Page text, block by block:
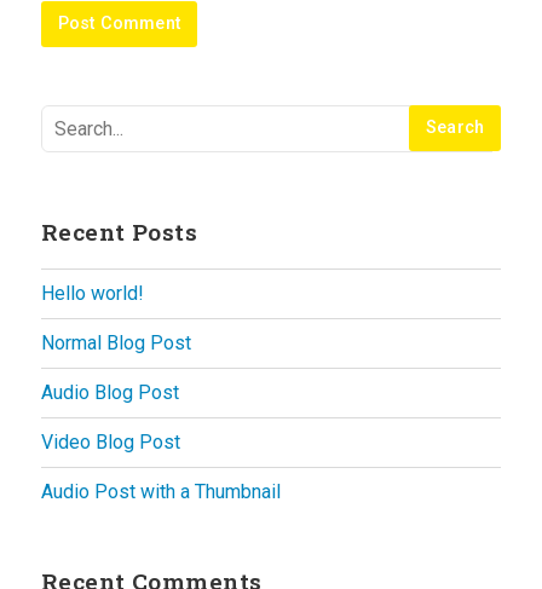
Recent Posts
Hello world!
Normal Blog Post
Audio Blog Post
Video Blog Post
Audio Post with a Thumbnail
Recent Comments